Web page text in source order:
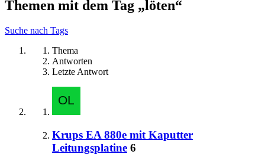
Themen mit dem Tag „löten“
Suche nach Tags
Thema
Antworten
Letzte Antwort
Krups EA 880e mit Kaputter
Leitungsplatine 6